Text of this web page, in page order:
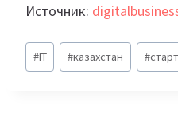
Источник:
Метки
записи:
#IT #казахстан #